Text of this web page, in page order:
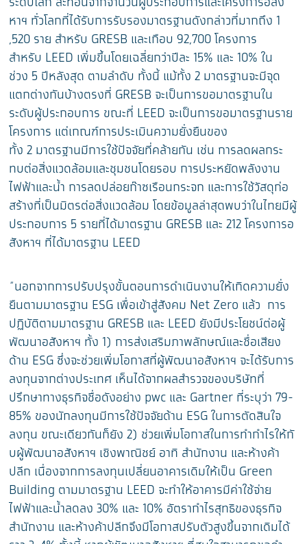
หาฯ ทั่วโลกที่ได้รับการรับรองมาตรฐานดังกล่าวที่มากถึง 1
,520 ราย สำหรับ GRESB และเกือบ 92,700 โครงการ
สำหรับ LEED เพิ่มขึ้นโดยเฉลี่ยกว่าปีละ 15% และ 10% ใน
ช่วง 5 ปีหลังสุด ตามลำดับ ทั้งนี้ แม้ทั้ง 2 มาตรฐานจะมีจุด
แตกต่างกันบ้างตรงที่ GRESB จะเป็นการขอมาตรฐานใน
ระดับผู้ประกอบการ ขณะที่ LEED จะเป็นการขอมาตรฐานราย
โครงการ แต่เกณฑ์การประเมินความยั่งยืนของ
ทั้ง 2 มาตรฐานมีการใช้ปัจจัยที่คล้ายกัน เช่น การลดผลกระ
ทบต่อสิ่งแวดล้อมและชุมชนโดยรอบ การประหยัดพลังงาน
ไฟฟ้าและน้ำ การลดปล่อยก๊าซเรือนกระจก และการใช้วัสดุก่อ
สร้างที่เป็นมิตรต่อสิ่งแวดล้อม โดยข้อมูลล่าสุดพบว่าในไทยมีผู้
ประกอบการ 5 รายที่ได้มาตรฐาน GRESB และ 212 โครงการอ
สังหาฯ ที่ได้มาตรฐาน LEED
“นอกจากการปรับปรุงขั้นตอนการดำเนินงานให้เกิดความยั่ง
ยืนตามมาตรฐาน ESG เพื่อเข้าสู่สังคม Net Zero แล้ว การ
ปฏิบัติตามมาตรฐาน GRESB และ LEED ยังมีประโยชน์ต่อผู้
พัฒนาอสังหาฯ ทั้ง 1) การส่งเสริมภาพลักษณ์และชื่อเสียง
ด้าน ESG ซึ่งจะช่วยเพิ่มโอกาสที่ผู้พัฒนาอสังหาฯ จะได้รับการ
ลงทุนจากต่างประเทศ เห็นได้จากผลสำรวจของบริษัทที่
ปรึกษาทางธุรกิจชื่อดังอย่าง pwc และ Gartner ที่ระบุว่า 79-
85% ของนักลงทุนมีการใช้ปัจจัยด้าน ESG ในการตัดสินใจ
ลงทุน ขณะเดียวกันก็ยัง 2) ช่วยเพิ่มโอกาสในการทำกำไรให้กั
บผู้พัฒนาอสังหาฯ เชิงพาณิชย์ อาทิ สำนักงาน และห้างค้า
ปลีก เนื่องจากการลงทุนเปลี่ยนอาคารเดิมให้เป็น Green
Building ตามมาตรฐาน LEED จะทำให้อาคารมีค่าใช้จ่าย
ไฟฟ้าและน้ำลดลง 30% และ 10% อัตรากำไรสุทธิของธุรกิจ
สำนักงาน และห้างค้าปลีกจึงมีโอกาสปรับตัวสูงขึ้นจากเดิมได้